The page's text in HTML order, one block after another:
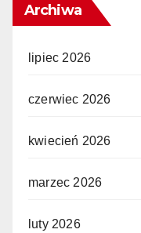
Archiwa
lipiec 2026
czerwiec 2026
kwiecień 2026
marzec 2026
luty 2026